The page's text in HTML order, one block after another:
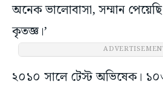
অনেক ভালোবাসা, সম্মান
কৃতজ্ঞ।’
২০১০ সালে টেস্ট অভিষেক।